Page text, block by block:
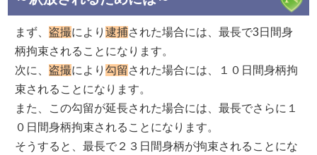
まず、 盗撮により逮捕された場合には、最長で3日間身
柄拘束されることになります。
次に、 盗撮により勾留 された場合には、１０日間身柄拘
束されることになります。
また、この勾留が延長された場合には、最長でさらに１
０日間身柄拘束されることになります。
そうすると、最長で２３日間身柄が拘束されることにな